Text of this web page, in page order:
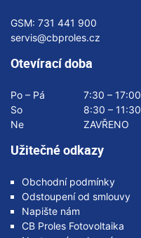
GSM: 731 441 900
servis@cbproles.cz
Otevírací doba
Po – Pá
7:30 – 17:00
So
8:30 – 11:30
Ne
ZAVŘENO
Užitečné odkazy
Obchodní podmínky
Odstoupení od smlouvy
Napište nám
CB Proles Fotovoltaika